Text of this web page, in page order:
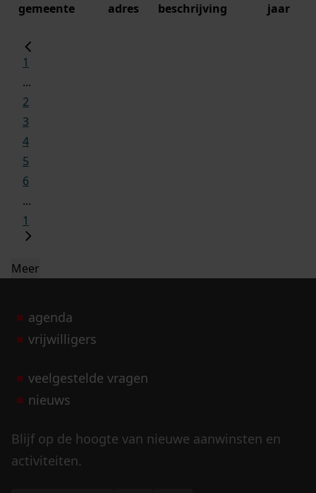
gemeente adres beschrijving jaar
1
...
2
3
4
5
6
...
1
Meer
agenda
vrijwilligers
veelgestelde vragen
nieuws
Blijf op de hoogte van nieuwe aanwinsten en
activiteiten.